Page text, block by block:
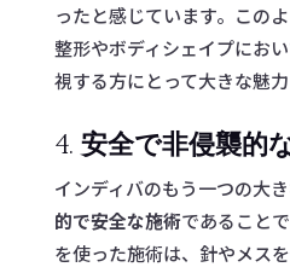
ったと感じています。この
整形やボディシェイプにお
視する方にとって大きな魅力
4.安全で非侵襲的
インディバのもう一つの大き
的で安全な施術であること
を使った施術は、針やメス